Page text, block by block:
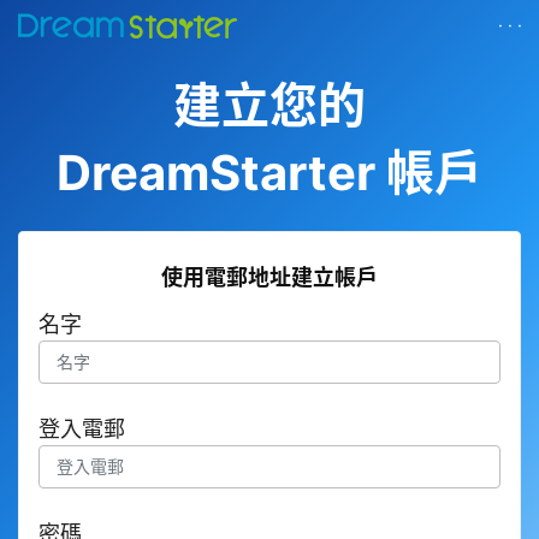
· · ·
建立您的
DreamStarter 帳戶
使用電郵地址建立帳戶
名字
登入電郵
密碼